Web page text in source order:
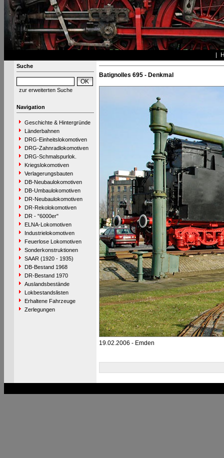
Suche
zur erweiterten Suche
Navigation
Geschichte & Hintergründe
Länderbahnen
DRG-Einheitslokomotiven
DRG-Zahnradlokomotiven
DRG-Schmalspurlok.
Kriegslokomotiven
Verlagerungsbauten
DB-Neubaulokomotiven
DB-Umbaulokomotiven
DR-Neubaulokomotiven
DR-Rekolokomotiven
DR - "6000er"
ELNA-Lokomotiven
Industrielokomotiven
Feuerlose Lokomotiven
Sonderkonstruktionen
SAAR (1920 - 1935)
DB-Bestand 1968
DR-Bestand 1970
Auslandsbestände
Lokbestandslisten
Erhaltene Fahrzeuge
Zerlegungen
Batignolles 695 - Denkmal
19.02.2006 - Emden